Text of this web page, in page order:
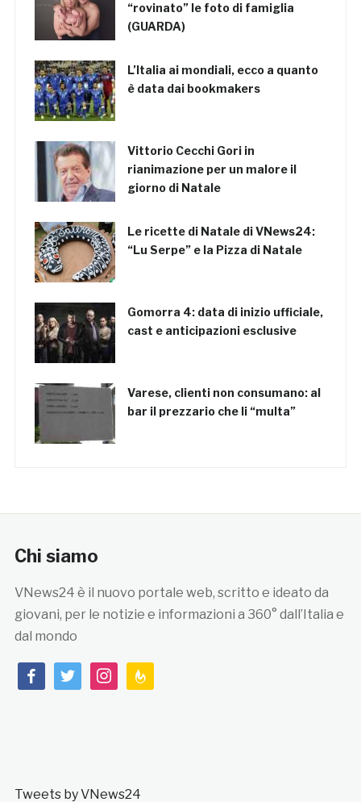
“rovinato” le foto di famiglia
(GUARDA)
L’Italia ai mondiali, ecco a quanto
è data dai bookmakers
Vittorio Cecchi Gori in
rianimazione per un malore il
giorno di Natale
Le ricette di Natale di VNews24:
“Lu Serpe” e la Pizza di Natale
Gomorra 4: data di inizio ufficiale,
cast e anticipazioni esclusive
Varese, clienti non consumano: al
bar il prezzario che li “multa”
Chi siamo
VNews24 è il nuovo portale web, scritto e ideato da
giovani, per le notizie e informazioni a 360° dall’Italia e
dal mondo
facebooktwitterinstagramfeedburner
Tweets by VNews24